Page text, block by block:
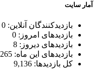
آمار سایت
بازدیدکنندگان آنلاین: 0
بازدیدهای امروز: 0
بازدیدهای دیروز: 8
بازدیدهای این ماه: 265
کل بازدیدها: 9,136